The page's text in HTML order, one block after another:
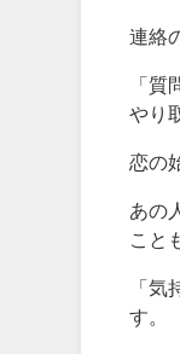
連絡
「
やり
恋の
あの
こと
「
す。